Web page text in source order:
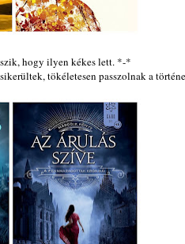
hogy ilyen kékes lett. *-*
tökéletesen passzolnak a